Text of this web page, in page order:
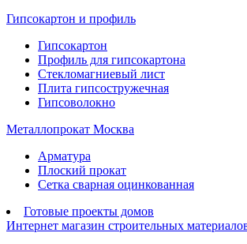
Гипсокартон и профиль
Гипсокартон
Профиль для гипсокартона
Стекломагниевый лист
Плита гипсостружечная
Гипсоволокно
Металлопрокат Москва
Арматура
Плоский прокат
Сетка сварная оцинкованная
Готовые проекты домов
Интернет магазин строительных